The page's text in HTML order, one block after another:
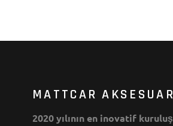
MATTCAR AKSESUAR
2020 yılının en inovatif